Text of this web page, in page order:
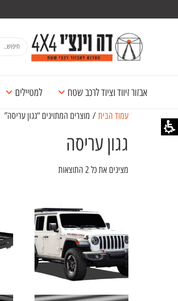
אבזור זיווד וציוד לרכב שטח למטיילים
עמוד הבית / מוצרים המתויגים “גגון עריסה”
גגון עריסה
מציגים את כל ⁦2⁩ התוצאות